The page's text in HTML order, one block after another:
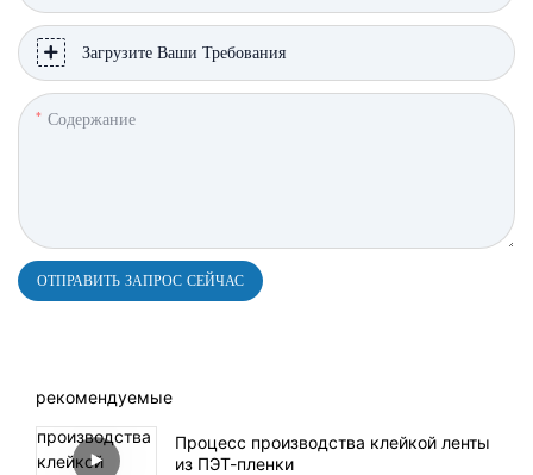
Загрузите Ваши Требования
Содержание
ОТПРАВИТЬ ЗАПРОС СЕЙЧАС
рекомендуемые
Процесс производства клейкой ленты
из ПЭТ-пленки